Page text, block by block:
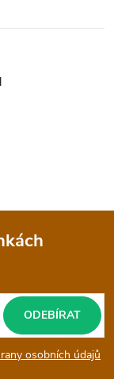
osobních údajů
ODEBÍRAT